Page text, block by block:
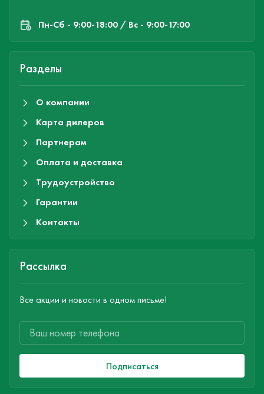
Пн-Cб - 9:00-18:00 / Вс - 9:00-17:00
Разделы
О компании
Карта дилеров
Партнерам
Оплата и доставка
Трудоустройство
Гарантии
Контакты
Рассылка
Все акции и новости в одном письме!
Подписаться